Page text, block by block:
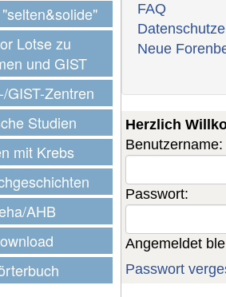
Lotse zu
und GIST
GIST-Zentren
Studien
mit Krebs
AHB
FAQ
Neue
Herzlich
Benutzername:
Passwort:
Angemeldet
Passwort